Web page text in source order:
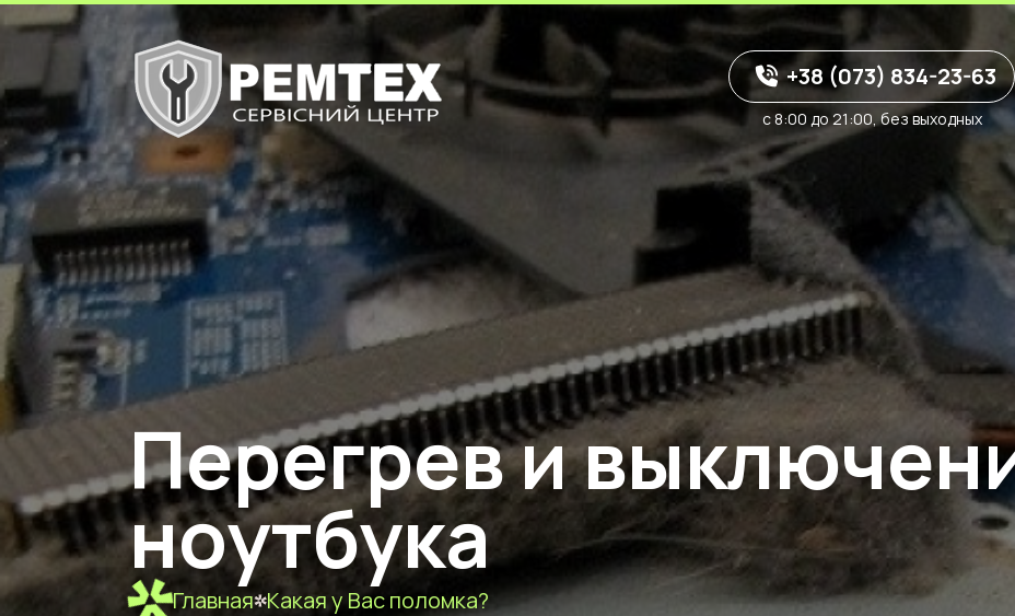
+38 (073) 834-23-63
с 8:00 до 21:00, без выходных
Перегрев и
ноутбука
Главная Какая у Вас поломка?